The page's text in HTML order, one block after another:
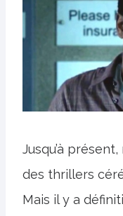
Jusqu’à
des thrillers
Mais il y a